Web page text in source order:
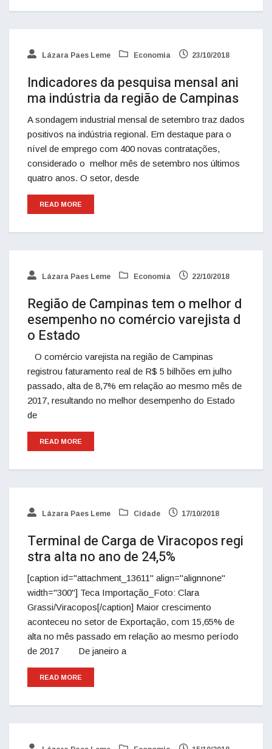
Lázara Paes Leme Economia 23/10/2018
Indicadores da pesquisa mensal ani
ma indústria da região de Campinas
A sondagem industrial mensal de setembro traz dados
positivos na indústria regional. Em destaque para o
nível de emprego com 400 novas contratações,
considerado o melhor mês de setembro nos últimos
quatro anos. O setor, desde
READ MORE
Lázara Paes Leme Economia 22/10/2018
Região de Campinas tem o melhor d
esempenho no comércio varejista d
o Estado
O comércio varejista na região de Campinas
registrou faturamento real de R$ 5 bilhões em julho
passado, alta de 8,7% em relação ao mesmo mês de
2017, resultando no melhor desempenho do Estado
de
READ MORE
Lázara Paes Leme Cidade 17/10/2018
Terminal de Carga de Viracopos regi
stra alta no ano de 24,5%
[caption id="attachment_13611" align="alignnone"
width="300"] Teca Importação_Foto: Clara
Grassi/Viracopos[/caption] Maior crescimento
aconteceu no setor de Exportação, com 15,65% de
alta no mês passado em relação ao mesmo período
de 2017 De janeiro a
READ MORE